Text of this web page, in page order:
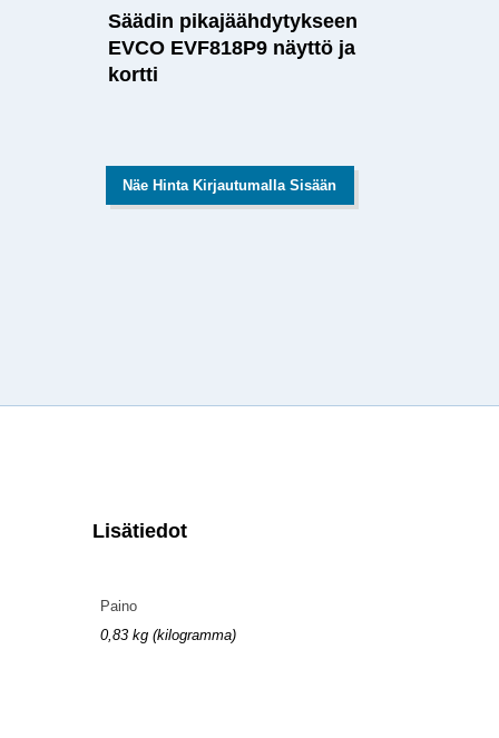
Säädin pikajäähdytykseen
EVCO EVF818P9 näyttö ja
kortti
Näe Hinta Kirjautumalla Sisään
Lisätiedot
Paino
0,83 kg (kilogramma)